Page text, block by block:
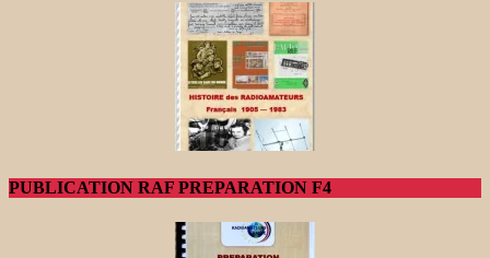
PUBLICATION RAF PREPARATION F4